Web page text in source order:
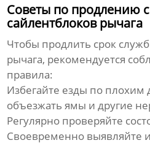
Советы по продлению
сайлентблоков рычага
Чтобы продлить срок
рычага, рекомендуется
правила:
Избегайте езды по плохим
объезжать ямы и другие
Регулярно проверяйте
Своевременно выявляйте